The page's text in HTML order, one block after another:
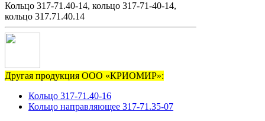
Кольцо 317-71.40-14, кольцо 317-71-40-14,
кольцо 317.71.40.14
Другая продукция ООО «КРИОМИР»:
Кольцо 317-71.40-16
Кольцо направляющее 317-71.35-07